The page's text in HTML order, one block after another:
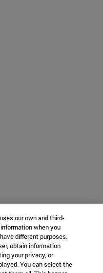
our own and third-
when you
different purposes.
obtain information
your privacy, or
You can select the